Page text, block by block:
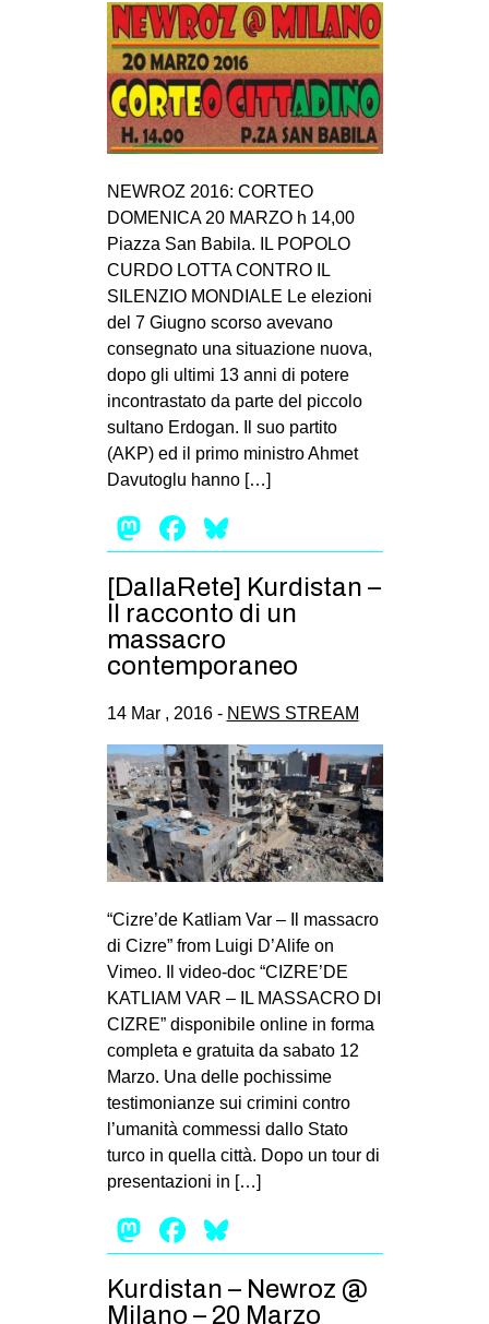
NEWROZ 2016: CORTEO
DOMENICA 20 MARZO h 14,00
Piazza San Babila. IL POPOLO
CURDO LOTTA CONTRO IL
SILENZIO MONDIALE Le elezioni
del 7 Giugno scorso avevano
consegnato una situazione nuova,
dopo gli ultimi 13 anni di potere
incontrastato da parte del piccolo
sultano Erdogan. Il suo partito
(AKP) ed il primo ministro Ahmet
Davutoglu hanno […]
Mastodon
Facebook
[DallaRete] Kurdistan –
Il racconto di un
massacro
contemporaneo
14 Mar , 2016 - NEWS STREAM
“Cizre’de Katliam Var – Il massacro
di Cizre” from Luigi D’Alife on
Vimeo. Il video-doc “CIZRE’DE
KATLIAM VAR – IL MASSACRO DI
CIZRE” disponibile online in forma
completa e gratuita da sabato 12
Marzo. Una delle pochissime
testimonianze sui crimini contro
l’umanità commessi dallo Stato
turco in quella città. Dopo un tour di
presentazioni in […]
Mastodon
Facebook
Kurdistan – Newroz @
Milano – 20 Marzo